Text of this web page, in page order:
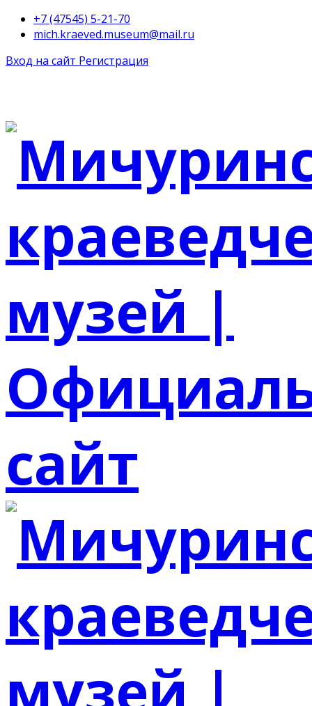
+7 (47545) 5-21-70
mich.kraeved.museum@mail.ru
Вход на сайт Регистрация